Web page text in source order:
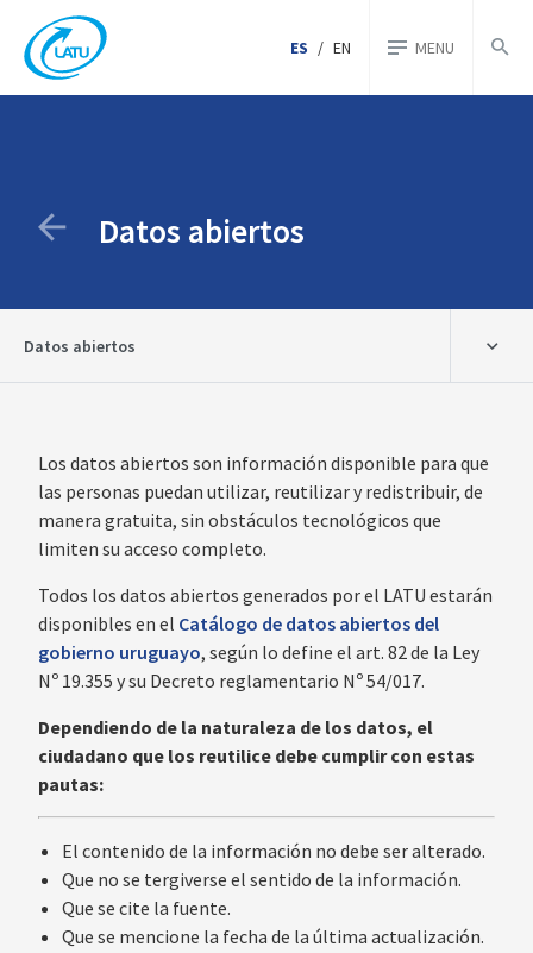
ES / EN MENU
Datos abiertos
Datos abiertos
Los datos abiertos son información disponible para que
las personas puedan utilizar, reutilizar y redistribuir, de
manera gratuita, sin obstáculos tecnológicos que
limiten su acceso completo.
Todos los datos abiertos generados por el LATU estarán
disponibles en el Catálogo de datos abiertos del
gobierno uruguayo, según lo define el art. 82 de la Ley
Nº 19.355 y su Decreto reglamentario Nº 54/017.
Dependiendo de la naturaleza de los datos, el
ciudadano que los reutilice debe cumplir con estas
pautas:
El contenido de la información no debe ser alterado.
Que no se tergiverse el sentido de la información.
Que se cite la fuente.
Que se mencione la fecha de la última actualización.